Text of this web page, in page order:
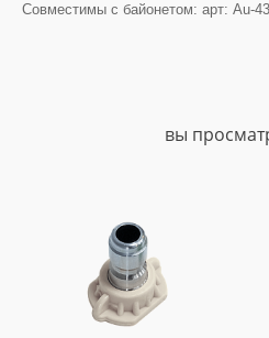
Совместимы с байонетом: арт: Au-
вы